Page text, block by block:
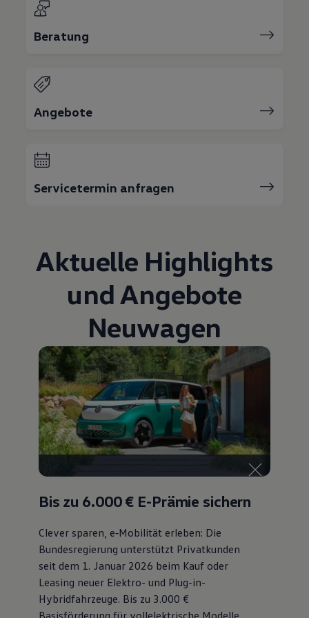
Uptime
Beratung
Angebote
Servicetermin anfragen
Aktuelle Highlights
und Angebote
Neuwagen
Bis zu 6.000 € E-Prämie sichern
Clever sparen, e‑Mobilität erleben: Die
Bundesregierung unterstützt Privatkunden
seit dem 1. Januar 2026 beim Kauf oder
Leasing neuer Elektro- und Plug-in-
Hybridfahrzeuge. Bis zu 3.000 €
Basisförderung für vollelektrische Modelle,